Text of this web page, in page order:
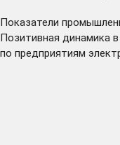
Показатели
Позитивная динамика
по предприятиям